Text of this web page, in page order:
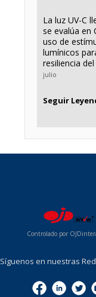
La luz UV-C
se evalúa en
uso de
lumínicos
resiliencia
julio
Seguir
Controlado por
Síguenos en nuestras